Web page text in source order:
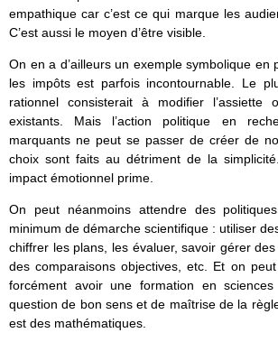
empathique car c’est ce qui marque les
C’est aussi le moyen d’être visible.
On en a d’ailleurs un exemple symbolique en
les impôts est parfois incontournable. Le
rationnel consisterait à modifier l’assiette
existants. Mais l’action politique en
marquants ne peut se passer de créer de
choix sont faits au détriment de la
impact émotionnel prime.
On peut néanmoins attendre des
minimum de démarche scientifique : utiliser
chiffrer les plans, les évaluer, savoir gérer
des comparaisons objectives, etc. Et on
forcément avoir une formation en sciences
question de bon sens et de maîtrise de la
est des mathématiques.